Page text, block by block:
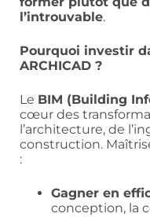
l’introuvable.
Pourquoi investir
ARCHICAD ?
Le BIM (Building
cœur des
l’architecture, de
construction.
:
Gagner en
conception, la